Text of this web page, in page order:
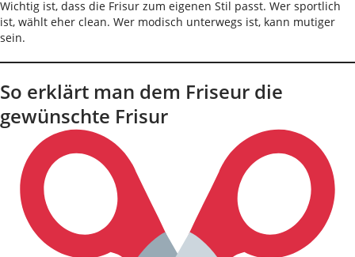
Wichtig ist, dass die Frisur zum eigenen Stil passt. Wer sportlich
ist, wählt eher clean. Wer modisch unterwegs ist, kann mutiger
sein.
So erklärt man dem Friseur die
gewünschte Frisur